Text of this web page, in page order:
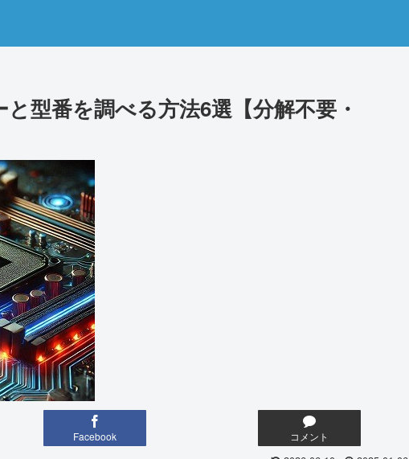
型番を調べる方法6選【分解不要・
Facebook コメント